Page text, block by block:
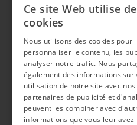
corps médical, de
de ses membres, de
professionnels et de les
population et des
CONTACT
COORDONNEES
Grand-rue 36b
2108 Couvet
Ce site Web utilise
cookies
Nous utilisons des cookies pour
personnaliser le contenu, les
analyser notre trafic. Nous
également des informations sur
utilisation de notre site avec nos
partenaires de publicité et
peuvent les combiner avec
informations que vous leur avez